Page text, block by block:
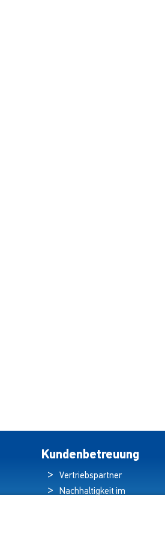
Kundenbetreuung
Vertriebspartner
Nachhaltigkeit im